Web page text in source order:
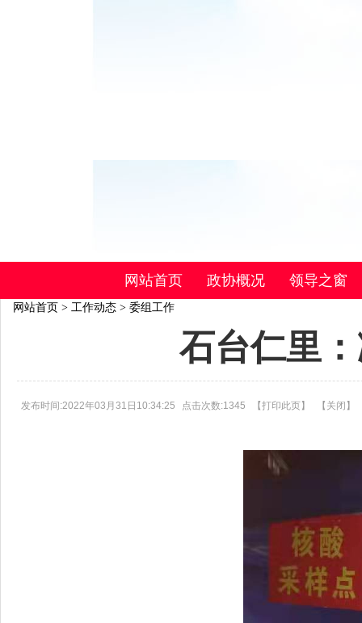
网站首页 政协概况 领导之窗
网站首页 > 工作动态 > 委组工作
石台仁里
发布时间:2022年03月31日10:34:25 点击次数:1345 【打印此页】 【 关闭 】